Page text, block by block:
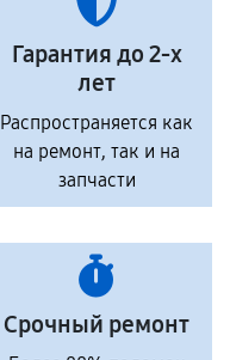
Гарантия до 2-х
лет
Распространяется как
на ремонт, так и на
запчасти
Срочный ремонт